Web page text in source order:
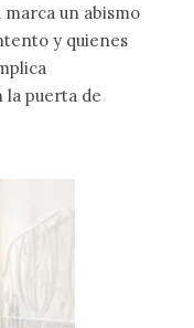
un abismo
y quienes
la puerta de